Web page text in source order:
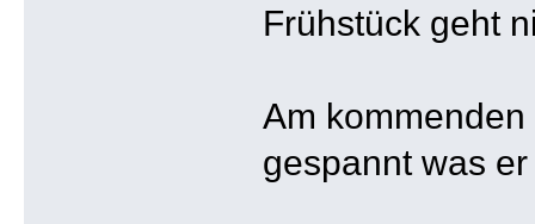
Frühstück geht
Am
gespannt was